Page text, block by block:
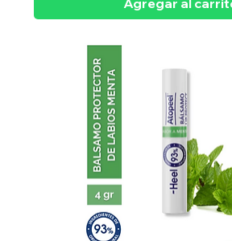
Agregar al